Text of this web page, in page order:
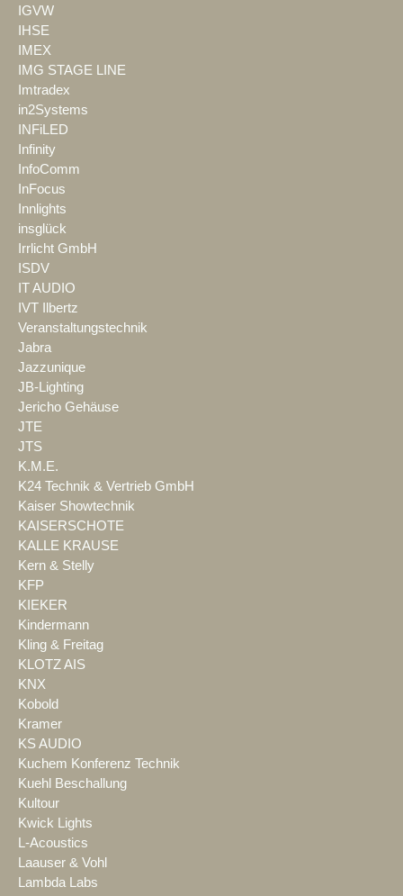
IGVW
IHSE
IMEX
IMG STAGE LINE
Imtradex
in2Systems
INFiLED
Infinity
InfoComm
InFocus
Innlights
insglück
Irrlicht GmbH
ISDV
IT AUDIO
IVT Ilbertz
Veranstaltungstechnik
Jabra
Jazzunique
JB-Lighting
Jericho Gehäuse
JTE
JTS
K.M.E.
K24 Technik & Vertrieb GmbH
Kaiser Showtechnik
KAISERSCHOTE
KALLE KRAUSE
Kern & Stelly
KFP
KIEKER
Kindermann
Kling & Freitag
KLOTZ AIS
KNX
Kobold
Kramer
KS AUDIO
Kuchem Konferenz Technik
Kuehl Beschallung
Kultour
Kwick Lights
L-Acoustics
Laauser & Vohl
Lambda Labs